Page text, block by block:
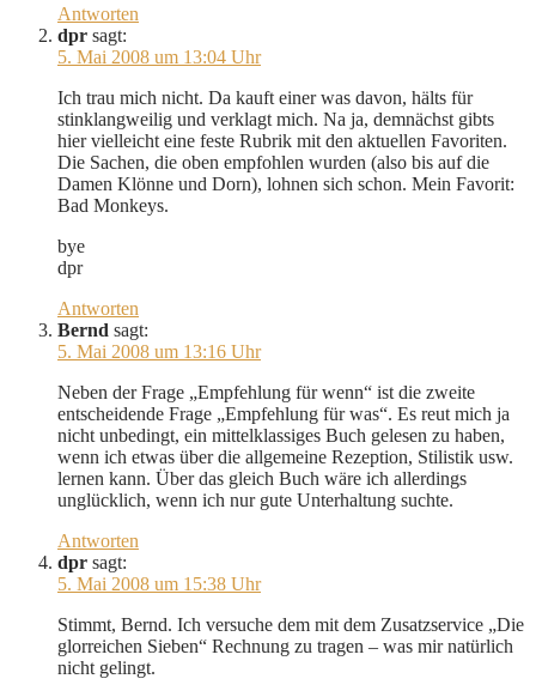
Antworten
dpr sagt:
5. Mai 2008 um 13:04 Uhr
Ich trau mich nicht. Da kauft einer was davon, hälts für
stinklangweilig und verklagt mich. Na ja, demnächst gibts
hier vielleicht eine feste Rubrik mit den aktuellen Favoriten.
Die Sachen, die oben empfohlen wurden (also bis auf die
Damen Klönne und Dorn), lohnen sich schon. Mein Favorit:
Bad Monkeys.
bye
dpr
Antworten
Bernd sagt:
5. Mai 2008 um 13:16 Uhr
Neben der Frage „Empfehlung für wenn“ ist die zweite
entscheidende Frage „Empfehlung für was“. Es reut mich ja
nicht unbedingt, ein mittelklassiges Buch gelesen zu haben,
wenn ich etwas über die allgemeine Rezeption, Stilistik usw.
lernen kann. Über das gleich Buch wäre ich allerdings
unglücklich, wenn ich nur gute Unterhaltung suchte.
Antworten
dpr sagt:
5. Mai 2008 um 15:38 Uhr
Stimmt, Bernd. Ich versuche dem mit dem Zusatzservice „Die
glorreichen Sieben“ Rechnung zu tragen – was mir natürlich
nicht gelingt.